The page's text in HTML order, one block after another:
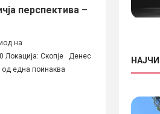
перспектива –
на
Локација: Скопје Денес
од една поинаква